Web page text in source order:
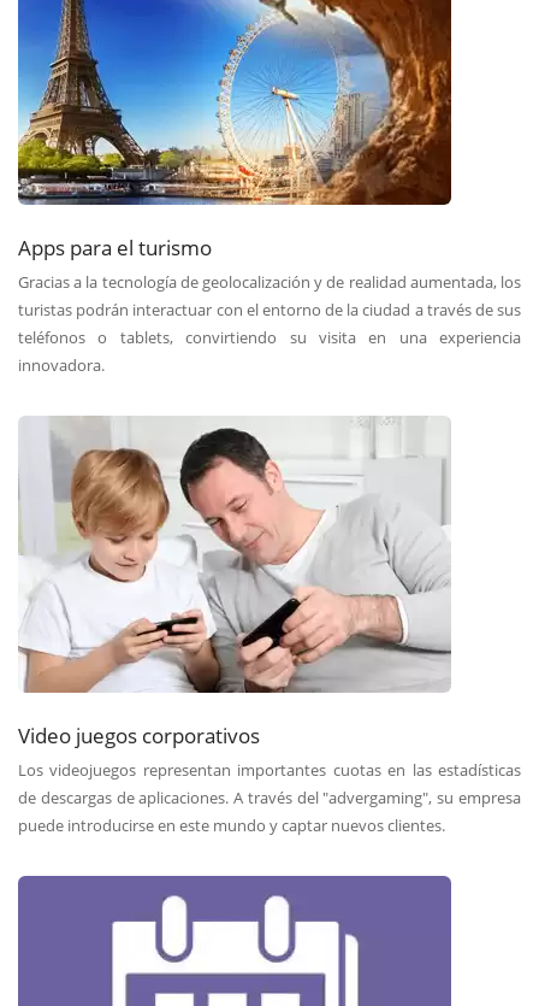
Apps para el turismo
Gracias a la tecnología de geolocalización y de realidad aumentada, los
turistas podrán interactuar con el entorno de la ciudad a través de sus
teléfonos o tablets, convirtiendo su visita en una experiencia
innovadora.
Video juegos corporativos
Los videojuegos representan importantes cuotas en las estadísticas
de descargas de aplicaciones. A través del "advergaming", su empresa
puede introducirse en este mundo y captar nuevos clientes.